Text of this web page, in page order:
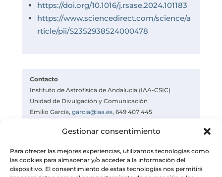
Gestionar consentimiento
Para ofrecer las mejores experiencias, utilizamos tecnologías como
las cookies para almacenar y/o acceder a la información del
dispositivo. El consentimiento de estas tecnologías nos permitirá
https://doi.org/10.1016/j.rsase.2024.101183
https://www.sciencedirect.com/science/a
rticle/pii/S2352938524000478
Contacto
Instituto de Astrofísica de Andalucía (IAA-CSIC)
Unidad de Divulgación y Comunicación
Emilio García, garcia@iaa.es, 649 407 445
https://www.iaa.csic.es